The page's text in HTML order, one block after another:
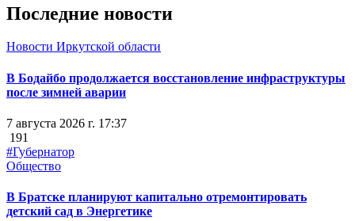
Последние новости
Новости Иркутской области
В Бодайбо продолжается восстановление инфраструктуры
после зимней аварии
7 августа 2026 г. 17:37
191
#Губернатор
Общество
В Братске планируют капитально отремонтировать
детский сад в Энергетике